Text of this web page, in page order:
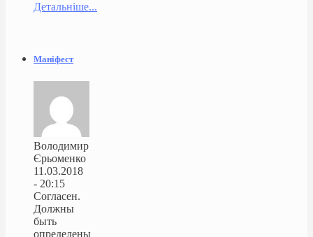
Детальніше...
Маніфест
Володимир
Єрьоменко
11.03.2018
- 20:15
Согласен.
Должны
быть
определены